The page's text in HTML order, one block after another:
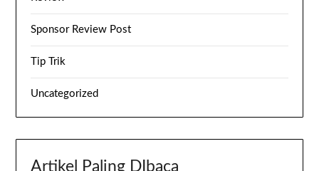
Sponsor Review Post
Tip Trik
Uncategorized
Artikel Paling DIbaca